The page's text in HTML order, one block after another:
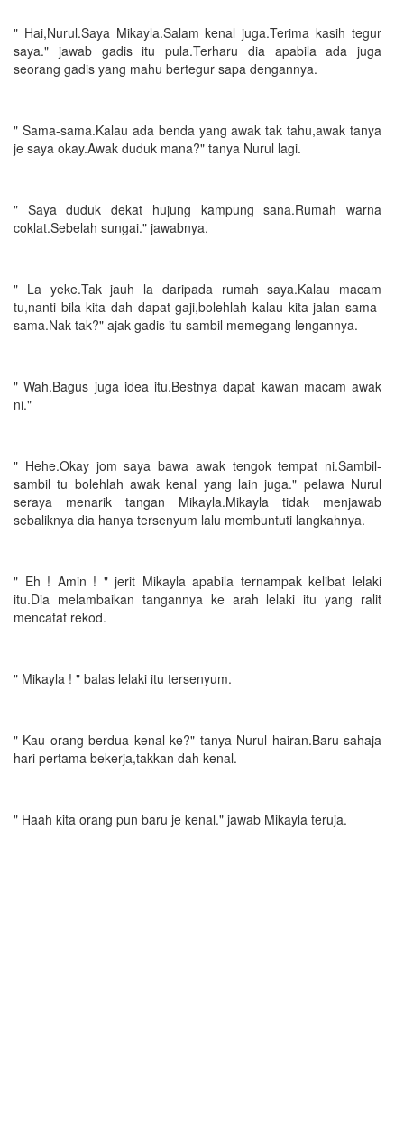
" Hai,Nurul.Saya Mikayla.Salam kenal juga.Terima kasih tegur
saya." jawab gadis itu pula.Terharu dia apabila ada juga
seorang gadis yang mahu bertegur sapa dengannya.
" Sama-sama.Kalau ada benda yang awak tak tahu,awak tanya
je saya okay.Awak duduk mana?" tanya Nurul lagi.
" Saya duduk dekat hujung kampung sana.Rumah warna
coklat.Sebelah sungai." jawabnya.
" La yeke.Tak jauh la daripada rumah saya.Kalau macam
tu,nanti bila kita dah dapat gaji,bolehlah kalau kita jalan sama-
sama.Nak tak?" ajak gadis itu sambil memegang lengannya.
" Wah.Bagus juga idea itu.Bestnya dapat kawan macam awak
ni."
" Hehe.Okay jom saya bawa awak tengok tempat ni.Sambil-
sambil tu bolehlah awak kenal yang lain juga." pelawa Nurul
seraya menarik tangan Mikayla.Mikayla tidak menjawab
sebaliknya dia hanya tersenyum lalu membuntuti langkahnya.
" Eh ! Amin ! " jerit Mikayla apabila ternampak kelibat lelaki
itu.Dia melambaikan tangannya ke arah lelaki itu yang ralit
mencatat rekod.
" Mikayla ! " balas lelaki itu tersenyum.
" Kau orang berdua kenal ke?" tanya Nurul hairan.Baru sahaja
hari pertama bekerja,takkan dah kenal.
" Haah kita orang pun baru je kenal." jawab Mikayla teruja.